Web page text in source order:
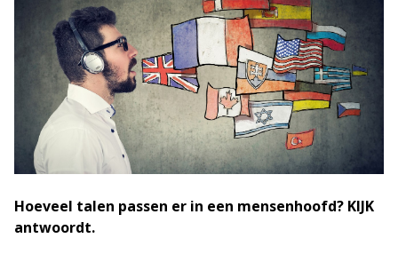
Hoeveel talen passen er in een mensenhoofd? KIJK
antwoordt.